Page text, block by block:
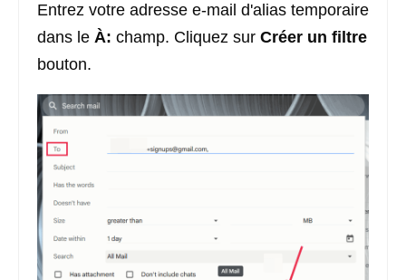
Entrez votre adresse e-mail d'alias temporaire
dans le À: champ. Cliquez sur Créer un filtre
bouton.